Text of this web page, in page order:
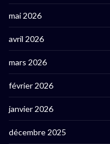
mai 2026
avril 2026
mars 2026
février 2026
janvier 2026
décembre 2025